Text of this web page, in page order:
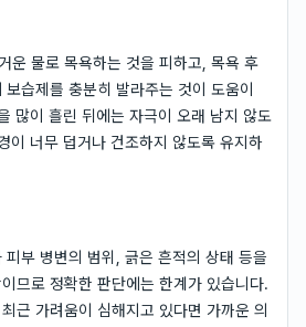
운 물로 목욕하는 것을 피하고, 목욕 후
습제를 충분히 발라주는 것이 도움이
많이 흘린 뒤에는 자극이 오래 남지 않도
이 너무 덥거나 건조하지 않도록 유지하
피부 병변의 범위, 긁은 흔적의 상태 등을
므로 정확한 판단에는 한계가 있습니다.
근 가려움이 심해지고 있다면 가까운 의